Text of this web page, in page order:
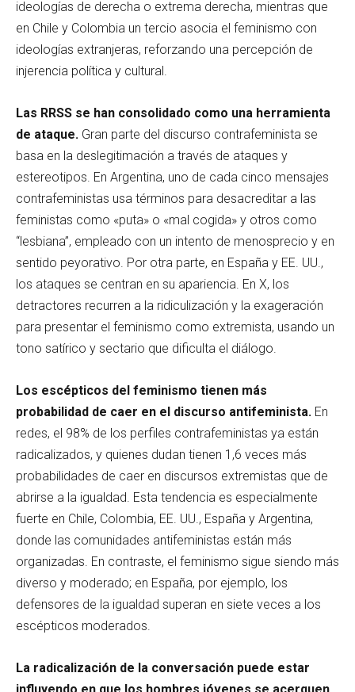
ideologías de derecha o extrema derecha, mientras que
en Chile y Colombia un tercio asocia el feminismo con
ideologías extranjeras, reforzando una percepción de
injerencia política y cultural.
Las RRSS se han consolidado como una herramienta
de ataque. Gran parte del discurso contrafeminista se
basa en la deslegitimación a través de ataques y
estereotipos. En Argentina, uno de cada cinco mensajes
contrafeministas usa términos para desacreditar a las
feministas como «puta» o «mal cogida» y otros como
“lesbiana”, empleado con un intento de menosprecio y en
sentido peyorativo. Por otra parte, en España y EE. UU.,
los ataques se centran en su apariencia. En X, los
detractores recurren a la ridiculización y la exageración
para presentar el feminismo como extremista, usando un
tono satírico y sectario que dificulta el diálogo.
Los escépticos del feminismo tienen más
probabilidad de caer en el discurso antifeminista. En
redes, el 98% de los perfiles contrafeministas ya están
radicalizados, y quienes dudan tienen 1,6 veces más
probabilidades de caer en discursos extremistas que de
abrirse a la igualdad. Esta tendencia es especialmente
fuerte en Chile, Colombia, EE. UU., España y Argentina,
donde las comunidades antifeministas están más
organizadas. En contraste, el feminismo sigue siendo más
diverso y moderado; en España, por ejemplo, los
defensores de la igualdad superan en siete veces a los
escépticos moderados.
La radicalización de la conversación puede estar
influyendo en que los hombres jóvenes se acerquen